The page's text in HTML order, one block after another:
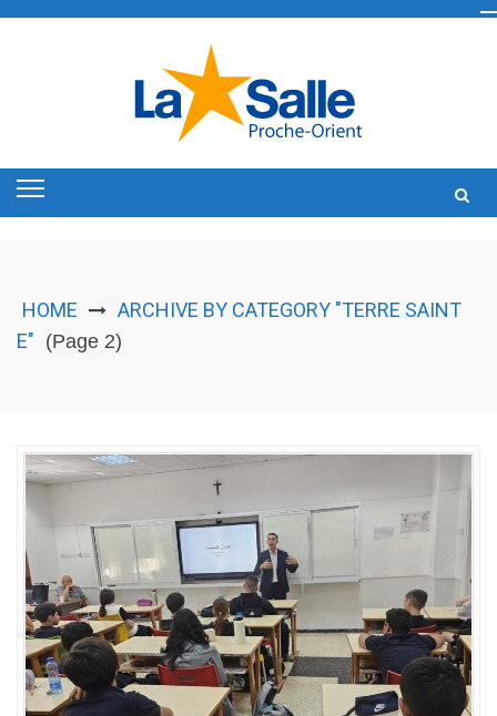
HOME
ARCHIVE BY CATEGORY "TERRE SAINT
E" (Page 2)